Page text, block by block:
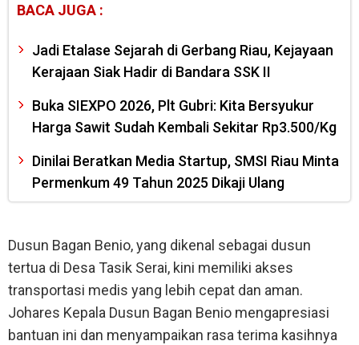
BACA JUGA :
Jadi Etalase Sejarah di Gerbang Riau, Kejayaan
Kerajaan Siak Hadir di Bandara SSK II
Buka SIEXPO 2026, Plt Gubri: Kita Bersyukur
Harga Sawit Sudah Kembali Sekitar Rp3.500/Kg
Dinilai Beratkan Media Startup, SMSI Riau Minta
Permenkum 49 Tahun 2025 Dikaji Ulang
Dusun Bagan Benio, yang dikenal sebagai dusun
tertua di Desa Tasik Serai, kini memiliki akses
transportasi medis yang lebih cepat dan aman.
Johares Kepala Dusun Bagan Benio mengapresiasi
bantuan ini dan menyampaikan rasa terima kasihnya